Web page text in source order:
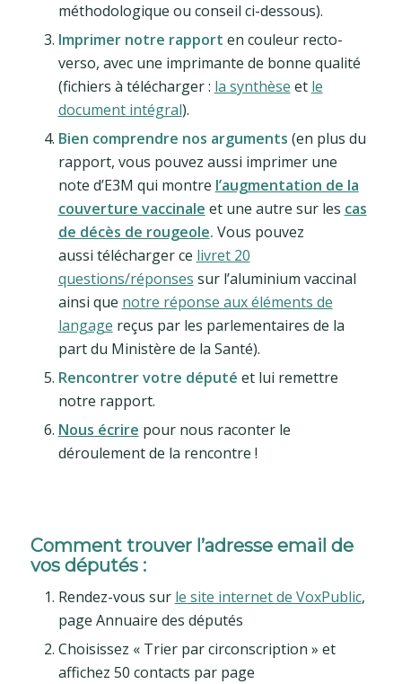
méthodologique ou conseil ci-dessous).
Imprimer notre rapport en couleur recto-
verso, avec une imprimante de bonne qualité
(fichiers à télécharger : la synthèse et le
document intégral).
Bien comprendre nos arguments (en plus du
rapport, vous pouvez aussi imprimer une
note d’E3M qui montre l’augmentation de la
couverture vaccinale et une autre sur les cas
de décès de rougeole. Vous pouvez
aussi télécharger ce livret 20
questions/réponses sur l’aluminium vaccinal
ainsi que notre réponse aux éléments de
langage reçus par les parlementaires de la
part du Ministère de la Santé).
Rencontrer votre député et lui remettre
notre rapport.
Nous écrire pour nous raconter le
déroulement de la rencontre !
Comment trouver l’adresse email de
vos députés :
Rendez-vous sur le site internet de VoxPublic,
page Annuaire des députés
Choisissez « Trier par circonscription » et
affichez 50 contacts par page